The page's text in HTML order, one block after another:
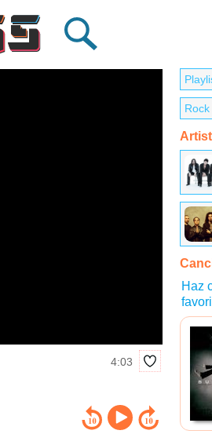
4:03
Haz